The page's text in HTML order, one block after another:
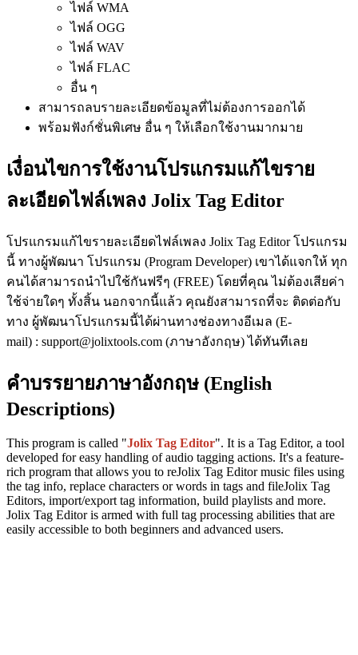
ไฟล์ WMA
ไฟล์ OGG
ไฟล์ WAV
ไฟล์ FLAC
อื่น ๆ
สามารถลบรายละเอียดข้อมูลที่ไม่ต้องการออกได้
พร้อมฟังก์ชั่นพิเศษ อื่น ๆ ให้เลือกใช้งานมากมาย
เงื่อนไขการใช้งานโปรแกรมแก้ไขราย
ละเอียดไฟล์เพลง Jolix Tag Editor
โปรแกรมแก้ไขรายละเอียดไฟล์เพลง Jolix Tag Editor โปรแกรม
นี้ ทางผู้พัฒนา โปรแกรม (Program Developer) เขาได้แจกให้ ทุก
คนได้สามารถนำไปใช้กันฟรีๆ (FREE) โดยที่คุณ ไม่ต้องเสียค่า
ใช้จ่ายใดๆ ทั้งสิ้น นอกจากนี้แล้ว คุณยังสามารถที่จะ ติดต่อกับ
ทาง ผู้พัฒนาโปรแกรมนี้ได้ผ่านทางช่องทางอีเมล (E-
mail) : support@jolixtools.com (ภาษาอังกฤษ) ได้ทันทีเลย
คำบรรยายภาษาอังกฤษ (English
Descriptions)
This program is called "Jolix Tag Editor". It is a Tag Editor, a tool
developed for easy handling of audio tagging actions. It's a feature-
rich program that allows you to reJolix Tag Editor music files using
the tag info, replace characters or words in tags and fileJolix Tag
Editors, import/export tag information, build playlists and more.
Jolix Tag Editor is armed with full tag processing abilities that are
easily accessible to both beginners and advanced users.